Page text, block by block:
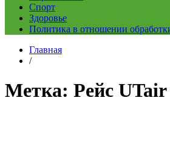
Спорт
Здоровье
Политика в отношении
Главная
/
Метка: Рейс